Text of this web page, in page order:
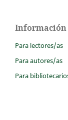
Información
Para lectores/as
Para autores/as
Para